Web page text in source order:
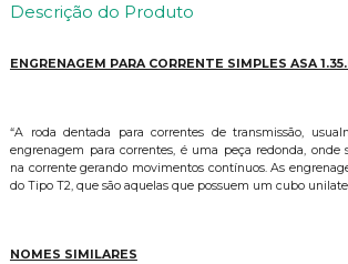
Descrição do Produto
ENGRENAGEM PARA CORRENTE SIMPLES ASA
“A roda dentada para correntes de transmissão,
engrenagem para correntes, é uma peça redonda, onde
na corrente gerando movimentos contínuos. As
do Tipo T2, que são aquelas que possuem um cubo
NOMES SIMILARES